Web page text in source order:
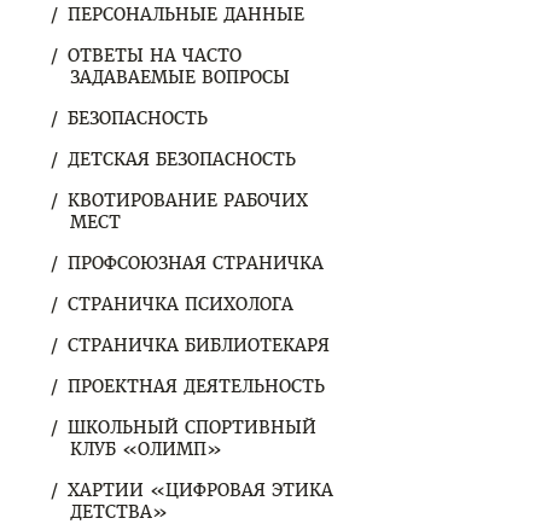
ПЕРСОНАЛЬНЫЕ ДАННЫЕ
ОТВЕТЫ НА ЧАСТО
ЗАДАВАЕМЫЕ ВОПРОСЫ
БЕЗОПАСНОСТЬ
ДЕТСКАЯ БЕЗОПАСНОСТЬ
КВОТИРОВАНИЕ РАБОЧИХ
МЕСТ
ПРОФСОЮЗНАЯ СТРАНИЧКА
СТРАНИЧКА ПСИХОЛОГА
СТРАНИЧКА БИБЛИОТЕКАРЯ
ПРОЕКТНАЯ ДЕЯТЕЛЬНОСТЬ
ШКОЛЬНЫЙ СПОРТИВНЫЙ
КЛУБ «ОЛИМП»
ХАРТИИ «ЦИФРОВАЯ ЭТИКА
ДЕТСТВА»